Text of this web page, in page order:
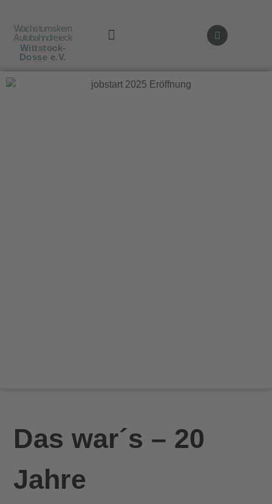
Wachstumskern
Autobahndreieck
Wittstock-
Dosse e.V.
Das war´s – 20
Jahre